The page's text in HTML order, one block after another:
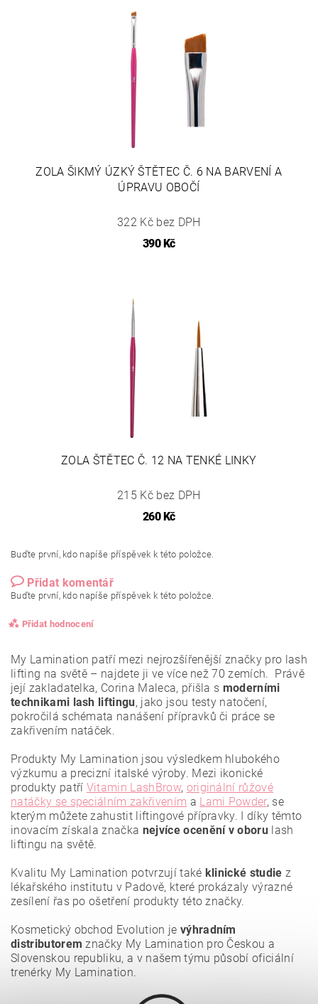
ZOLA ŠIKMÝ ÚZKÝ ŠTĚTEC Č. 6 NA BARVENÍ A
ÚPRAVU OBOČÍ
322 Kč bez DPH
390 Kč
ZOLA ŠTĚTEC Č. 12 NA TENKÉ LINKY
215 Kč bez DPH
260 Kč
Buďte první, kdo napíše příspěvek k této položce.
Přidat komentář
Buďte první, kdo napíše příspěvek k této položce.
Přidat hodnocení
Vložením hodnocení souhlasíte se
osobních údajů
My Lamination patří mezi nejrozšířenější značky pro lash
lifting na světě – najdete ji ve více než 70 zemích. Právě
její zakladatelka, Corina Maleca, přišla s moderními
technikami lash liftingu, jako jsou testy natočení,
pokročilá schémata nanášení přípravků či práce se
zakřivením natáček.
Produkty My Lamination jsou výsledkem hlubokého
výzkumu a precizní italské výroby. Mezi ikonické
produkty patří Vitamin LashBrow, originální růžové
natáčky se speciálním zakřivením a Lami Powder, se
kterým můžete zahustit liftingové přípravky. I díky těmto
inovacím získala značka nejvíce ocenění v oboru lash
liftingu na světě.
Kvalitu My Lamination potvrzují také klinické studie z
lékařského institutu v Padově, které prokázaly výrazné
zesílení řas po ošetření produkty této značky.
Kosmetický obchod Evolution je výhradním
distributorem značky My Lamination pro Českou a
Slovenskou republiku, a v našem týmu působí oficiální
trenérky My Lamination.